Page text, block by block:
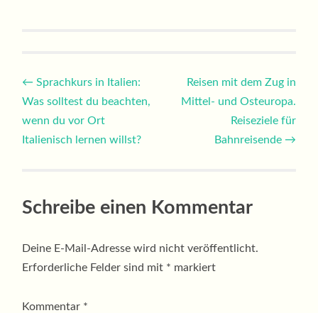
Beitragsnavigation
← Sprachkurs in Italien:
Was solltest du beachten,
wenn du vor Ort
Italienisch lernen willst?
Reisen mit dem Zug in
Mittel- und Osteuropa.
Reiseziele für
Bahnreisende →
Schreibe einen Kommentar
Deine E-Mail-Adresse wird nicht veröffentlicht.
Erforderliche Felder sind mit * markiert
Kommentar *